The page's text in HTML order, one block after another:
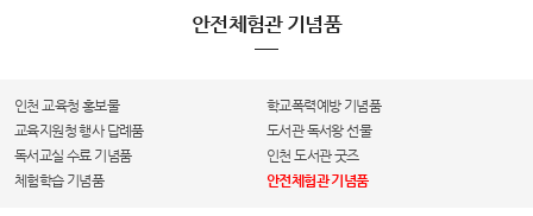
안전체험관 기념품
인천 교육청 홍보물
학교폭력예방 기념품
교육지원청 행사 답례품
도서관 독서왕 선물
독서교실 수료 기념품
인천 도서관 굿즈
체험학습 기념품
안전체험관 기념품